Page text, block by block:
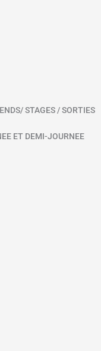
STAGES / SORTIES
ET DEMI-JOURNEE